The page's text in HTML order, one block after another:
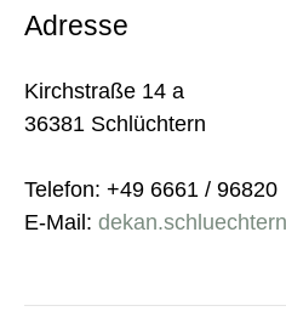
Adresse
Kirchstraße 14 a
36381 Schlüchtern
Telefon: +49 6661 / 96820
E-Mail: